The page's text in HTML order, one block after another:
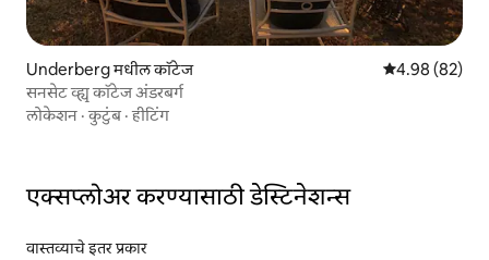
Underberg मधील कॉटेज 5 पैकी 4.98
4.98 (82)
सनसेट व्ह्यू कॉटेज अंडरबर्ग
लोकेशन ·कुटुंब·हीटिंग
एक्सप्लोअर करण्यासाठी डेस्टिनेशन्स
वास्तव्याचे इतर प्रकार